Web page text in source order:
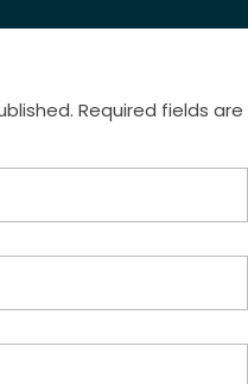
Required fields are